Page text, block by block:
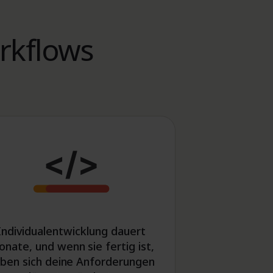
dauert
und wenn sie fertig ist,
sich deine Anforderungen